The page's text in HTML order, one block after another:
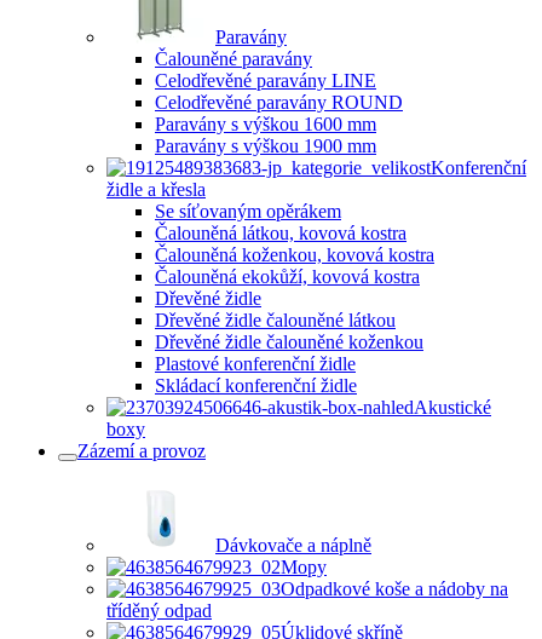
Paravány
Čalouněné paravány
Celodřevěné paravány LINE
Celodřevěné paravány ROUND
Paravány s výškou 1600 mm
Paravány s výškou 1900 mm
Konferenční
židle a křesla
Se síťovaným opěrákem
Čalouněná látkou, kovová kostra
Čalouněná koženkou, kovová kostra
Čalouněná ekokůží, kovová kostra
Dřevěné židle
Dřevěné židle čalouněné látkou
Dřevěné židle čalouněné koženkou
Plastové konferenční židle
Skládací konferenční židle
Akustické
boxy
Zázemí a provoz
Dávkovače a náplně
Mopy
Odpadkové koše a nádoby na
tříděný odpad
Úklidové skříně